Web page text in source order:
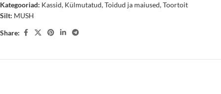
Kategooriad: Kassid, Külmutatud,Toidud ja maiused,Toortoit
Silt: MUSH
Share: